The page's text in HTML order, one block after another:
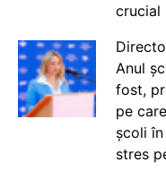
crucial
Anul
fost,
pe
școli în
stres